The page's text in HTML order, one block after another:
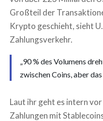
Großteil der
Krypto geschieht, sieht
Zahlungsverkehr.
„90 % des Volumens
zwischen Coins, aber
Laut ihr geht es intern
Zahlungen mit